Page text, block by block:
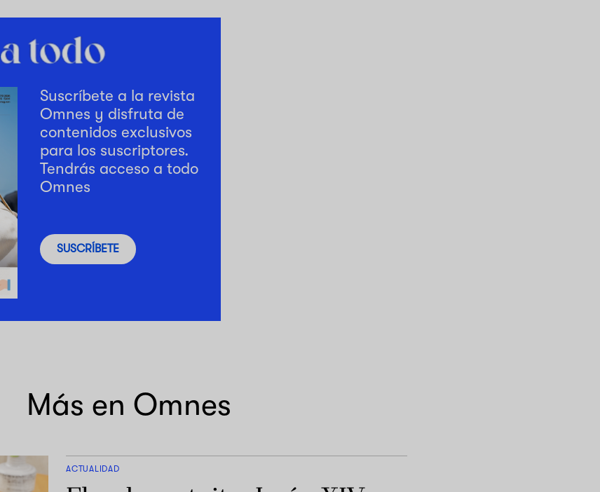
Suscríbete a la revista
Omnes y disfruta de
contenidos exclusivos
para los suscriptores.
Tendrás acceso a todo
Omnes
SUSCRÍBETE
Más en Omnes
ACTUALIDAD